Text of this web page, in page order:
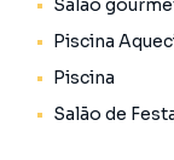
O
Conectividade
O Rivelare
modernos de
Salão
Piscina
Piscina
Salão de